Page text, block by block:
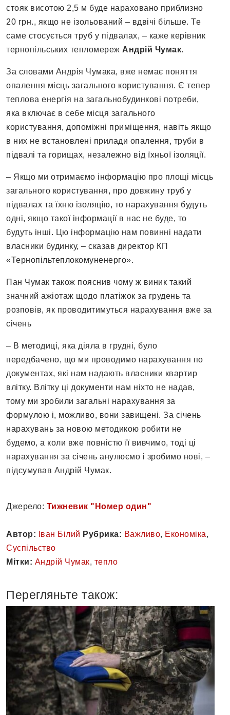
стояк висотою 2,5 м буде нараховано приблизно
20 грн., якщо не ізольований – вдвічі більше. Те
саме стосується труб у підвалах, – каже керівник
тернопільських тепломереж Андрій Чумак.
За словами Андрія Чумака, вже немає поняття
опалення місць загального користування. Є тепер
теплова енергія на загальнобудинкові потреби,
яка включає в себе місця загального
користування, допоміжні приміщення, навіть якщо
в них не встановлені прилади опалення, труби в
підвалі та горищах, незалежно від їхньої ізоляції.
– Якщо ми отримаємо інформацію про площі місць
загального користування, про довжину труб у
підвалах та їхню ізоляцію, то нарахування будуть
одні, якщо такої інформації в нас не буде, то
будуть інші. Цю інформацію нам повинні надати
власники будинку, – сказав директор КП
«Тернопільтеплокомуненерго».
Пан Чумак також пояснив чому ж виник такий
значний ажіотаж щодо платіжок за грудень та
розповів, як проводитимуться нарахування вже за
січень
– В методиці, яка діяла в грудні, було
передбачено, що ми проводимо нарахування по
документах, які нам надають власники квартир
влітку. Влітку ці документи нам ніхто не надав,
тому ми зробили загальні нарахування за
формулою і, можливо, вони завищені. За січень
нарахувань за новою методикою робити не
будемо, а коли вже повністю її вивчимо, тоді ці
нарахування за січень анулюємо і зробимо нові, –
підсумував Андрій Чумак.
Джерело: Тижневик "Номер один"
Автор: Іван Білий Рубрика: Важливо, Економіка,
Суспільство
Мітки: Андрій Чумак, тепло
Перегляньте також: